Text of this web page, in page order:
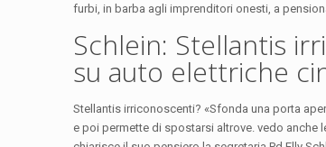
furbi, in barba agli imprenditori onesti, a
Schlein: Stellantis
su auto elettriche
Stellantis irriconoscenti? «Sfonda una porta
e poi permette di spostarsi altrove. vedo anche